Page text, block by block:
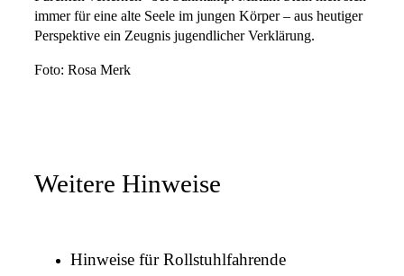
immer für eine alte Seele im jungen Körper – aus heutiger
Perspektive ein Zeugnis jugendlicher Verklärung.
Foto: Rosa Merk
Weitere Hinweise
Hinweise für Rollstuhlfahrende